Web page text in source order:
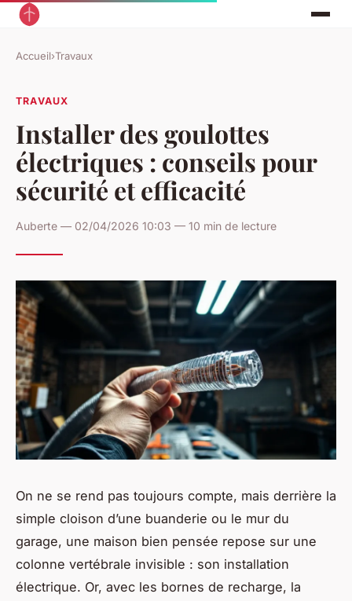
Accueil›Travaux
TRAVAUX
Installer des goulottes
électriques : conseils pour
sécurité et efficacité
Auberte — 02/04/2026 10:03 — 10 min de lecture
On ne se rend pas toujours compte, mais derrière la
simple cloison d’une buanderie ou le mur du
garage, une maison bien pensée repose sur une
colonne vertébrale invisible : son installation
électrique. Or, avec les bornes de recharge, la